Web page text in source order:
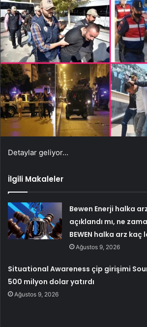
Detaylar geliyor…
İlgili Makaleler
Bewen Enerji halka
açıklandı mı, ne
BEWEN halka arz kaç
Ağustos 9, 2026
Situational Awareness çip girişimi
500 milyon dolar yatırdı
Ağustos 9, 2026